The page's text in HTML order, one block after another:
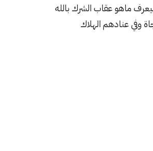
ماهو عقاب الشرك بالله
وفي عنادهم الهلاك